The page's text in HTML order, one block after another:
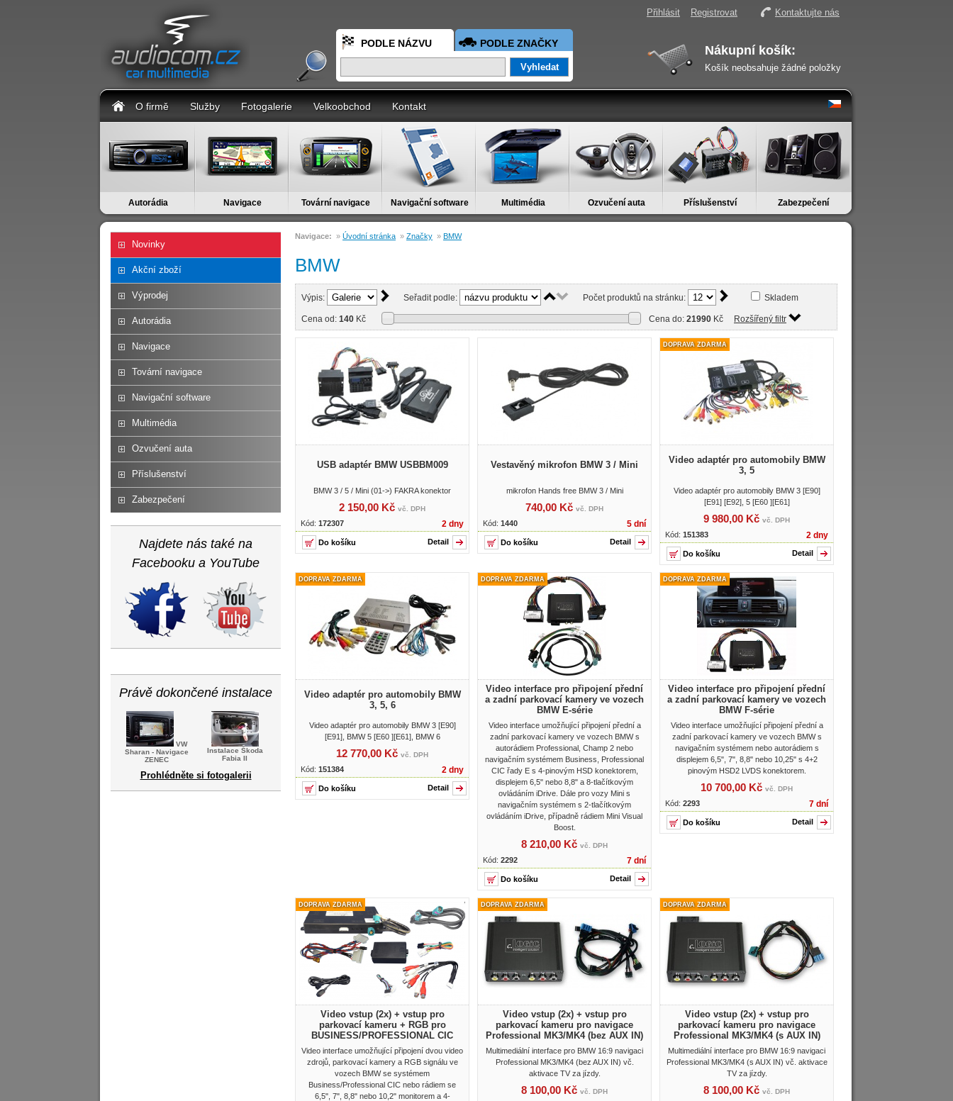
PODLE NÁZVU PODLE ZNAČKY
Přihlásit Registrovat Kontaktujte nás
Nákupní košík:
Košík neobsahuje žádné položky
O firmě Služby Fotogalerie Velkoobchod Kontakt
Autorádia Navigace Tovární navigace Navigační software Multimédia Ozvučení auta Příslušenství Zabezpečení
Novinky
Akční zboží
Výprodej
Autorádia
Navigace
Tovární navigace
Navigační software
Multimédia
Ozvučení auta
Příslušenství
Zabezpečení
Najdete nás také na
Facebooku a YouTube
Právě dokončené instalace
VW
Sharan - Navigace
ZENEC
Instalace Škoda
Fabia II
Prohlédněte si fotogalerii
Navigace: » Úvodní stránka » Značky » BMW
BMW
Výpis: Seřadit podle: Počet produktů na stránku: Skladem
Cena od: 140 Kč Cena do: 21990 Kč Rozšířený filtr
USB adaptér BMW USBBM009
BMW 3 / 5 / Mini (01->) FAKRA konektor
2 150,00 Kč vč. DPH
Kód: 172307 2 dny
Detail
Vestavěný mikrofon BMW 3 / Mini
mikrofon Hands free BMW 3 / Mini
740,00 Kč vč. DPH
Kód: 1440 5 dní
Detail
DOPRAVA ZDARMA
Video adaptér pro automobily BMW
3, 5
Video adaptér pro automobily BMW 3 [E90]
[E91] [E92], 5 [E60 ][E61]
9 980,00 Kč vč. DPH
Kód: 151383 2 dny
Detail
DOPRAVA ZDARMA
Video adaptér pro automobily BMW
3, 5, 6
Video adaptér pro automobily BMW 3 [E90]
[E91], BMW 5 [E60 ][E61], BMW 6
12 770,00 Kč vč. DPH
Kód: 151384 2 dny
Detail
DOPRAVA ZDARMA
Video interface pro připojení přední
a zadní parkovací kamery ve vozech
BMW E-série
Video interface umožňující připojení přední a
zadní parkovací kamery ve vozech BMW s
autorádiem Professional, Champ 2 nebo
navigačním systémem Business, Professional
CIC řady E s 4-pinovým HSD konektorem,
displejem 6,5" nebo 8,8" a 8-tlačítkovým
ovládáním iDrive. Dále pro vozy Mini s
navigačním systémem s 2-tlačítkovým
ovládáním iDrive, případně rádiem Mini Visual
Boost.
8 210,00 Kč vč. DPH
Kód: 2292 7 dní
Detail
DOPRAVA ZDARMA
Video interface pro připojení přední
a zadní parkovací kamery ve vozech
BMW F-série
Video interface umožňující připojení přední a
zadní parkovací kamery ve vozech BMW s
navigačním systémem nebo autorádiem s
displejem 6,5", 7", 8,8" nebo 10,25" s 4+2
pinovým HSD2 LVDS konektorem.
10 700,00 Kč vč. DPH
Kód: 2293 7 dní
Detail
DOPRAVA ZDARMA
Video vstup (2x) + vstup pro
parkovací kameru + RGB pro
BUSINESS/PROFESSIONAL CIC
Video interface umožňující připojení dvou video
zdrojů, parkovací kamery a RGB signálu ve
vozech BMW se systémem
Business/Professional CIC nebo rádiem se
6,5", 7", 8,8" nebo 10,2" monitorem a 4-
DOPRAVA ZDARMA
Video vstup (2x) + vstup pro
parkovací kameru pro navigace
Professional MK3/MK4 (bez AUX IN)
Multimediální interface pro BMW 16:9 navigaci
Professional MK3/MK4 (bez AUX IN) vč.
aktivace TV za jízdy.
8 100,00 Kč vč. DPH
DOPRAVA ZDARMA
Video vstup (2x) + vstup pro
parkovací kameru pro navigace
Professional MK3/MK4 (s AUX IN)
Multimediální interface pro BMW 16:9 navigaci
Professional MK3/MK4 (s AUX IN) vč. aktivace
TV za jízdy.
8 100,00 Kč vč. DPH